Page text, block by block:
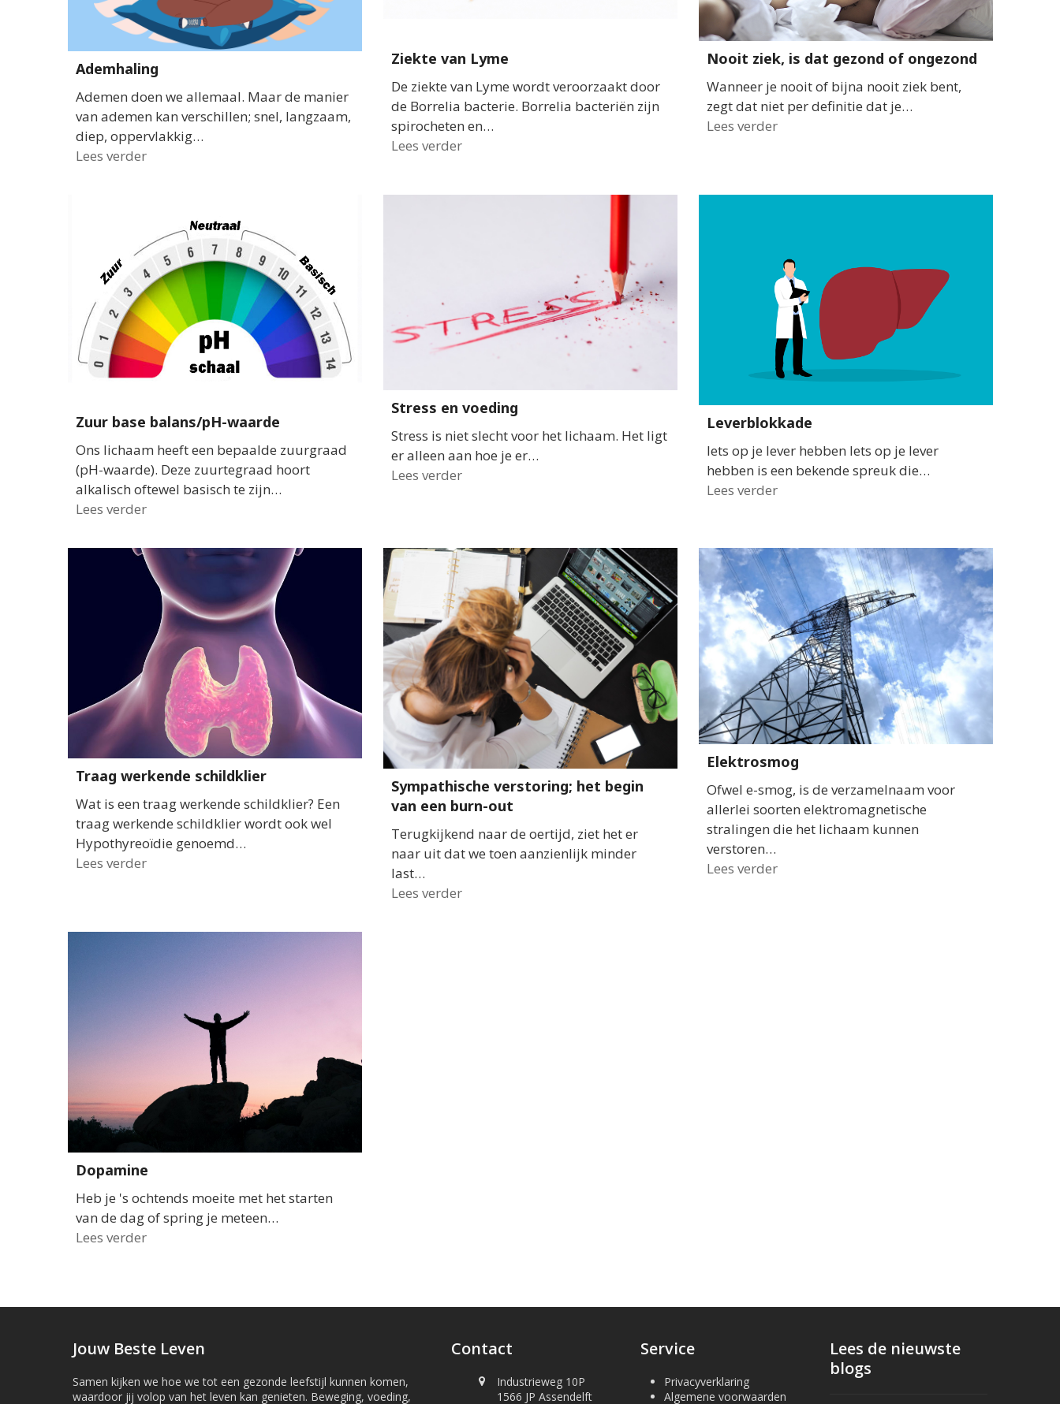
Ademhaling
Ademen doen we allemaal. Maar de manier
van ademen kan verschillen; snel, langzaam,
diep, oppervlakkig…
Lees verder
Ziekte van Lyme
De ziekte van Lyme wordt veroorzaakt door
de Borrelia bacterie. Borrelia bacteriën zijn
spirocheten en…
Lees verder
Nooit ziek, is dat gezond of ongezond
Wanneer je nooit of bijna nooit ziek bent,
zegt dat niet per definitie dat je…
Lees verder
Zuur base balans/pH-waarde
Ons lichaam heeft een bepaalde zuurgraad
(pH-waarde). Deze zuurtegraad hoort
alkalisch oftewel basisch te zijn…
Lees verder
Stress en voeding
Stress is niet slecht voor het lichaam. Het ligt
er alleen aan hoe je er…
Lees verder
Leverblokkade
Iets op je lever hebben Iets op je lever
hebben is een bekende spreuk die…
Lees verder
Traag werkende schildklier
Wat is een traag werkende schildklier? Een
traag werkende schildklier wordt ook wel
Hypothyreoïdie genoemd…
Lees verder
Sympathische verstoring; het begin
van een burn-out
Terugkijkend naar de oertijd, ziet het er
naar uit dat we toen aanzienlijk minder
last…
Lees verder
Elektrosmog
Ofwel e-smog, is de verzamelnaam voor
allerlei soorten elektromagnetische
stralingen die het lichaam kunnen
verstoren…
Lees verder
Dopamine
Heb je 's ochtends moeite met het starten
van de dag of spring je meteen…
Lees verder
Jouw Beste Leven
Samen kijken we hoe we tot een gezonde leefstijl kunnen komen,
waardoor jij volop van het leven kan genieten. Beweging, voeding,
Contact
Industrieweg 10P
1566 JP Assendelft
Service
Privacyverklaring
Algemene voorwaarden
Lees de nieuwste
blogs